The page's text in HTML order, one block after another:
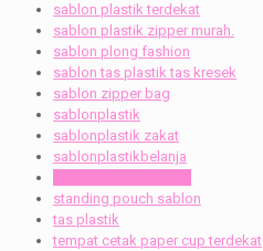
sablon plastik terdekat
sablon plastik zipper murah.
sablon plong fashion
sablon tas plastik tas kresek
sablon zipper bag
sablonplastik
sablonplastik zakat
sablonplastikbelanja
standing pouch sablon
tas plastik
tempat cetak paper cup terdekat